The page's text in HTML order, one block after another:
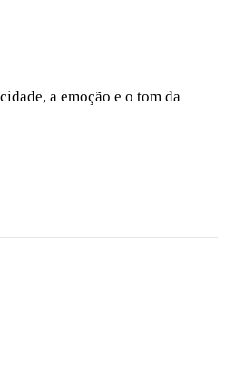
a emoção e o tom da